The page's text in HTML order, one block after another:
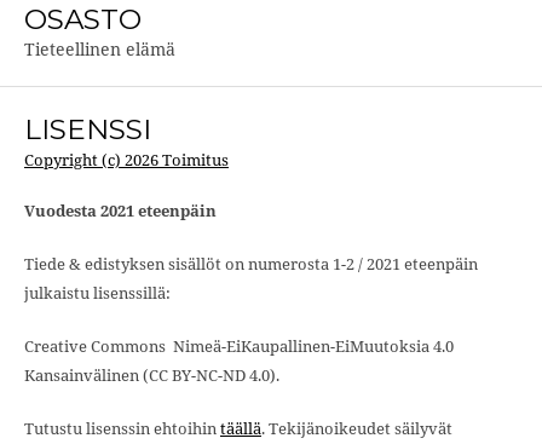
OSASTO
Tieteellinen elämä
LISENSSI
Copyright (c) 2026 Toimitus
Vuodesta 2021 eteenpäin
Tiede & edistyksen sisällöt on numerosta 1-2 / 2021 eteenpäin
julkaistu lisenssillä:
Creative Commons Nimeä-EiKaupallinen-EiMuutoksia 4.0
Kansainvälinen (CC BY-NC-ND 4.0).
Tutustu lisenssin ehtoihintäällä. Tekijänoikeudet säilyvät